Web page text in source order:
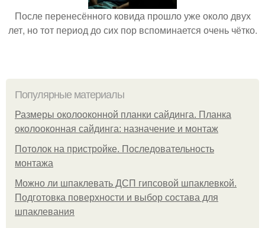
После перенесённого ковида прошло уже около двух
лет, но тот период до сих пор вспоминается очень чётко.
Популярные материалы
Размеры околооконной планки сайдинга. Планка
околооконная сайдинга: назначение и монтаж
Потолок на пристройке. Последовательность
монтажа
Можно ли шпаклевать ДСП гипсовой шпаклевкой.
Подготовка поверхности и выбор состава для
шпаклевания